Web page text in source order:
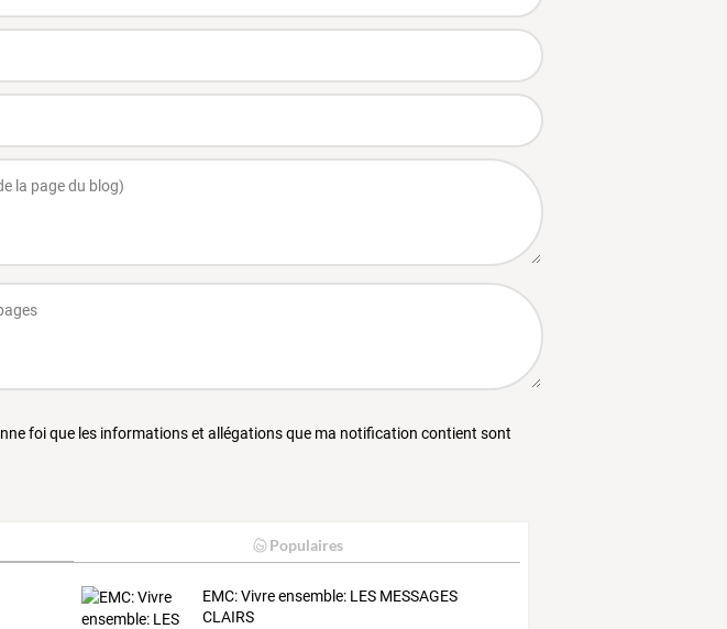
foi que les informations et allégations que ma notification contient sont
Populaires
EMC: Vivre ensemble: LES MESSAGES
CLAIRS